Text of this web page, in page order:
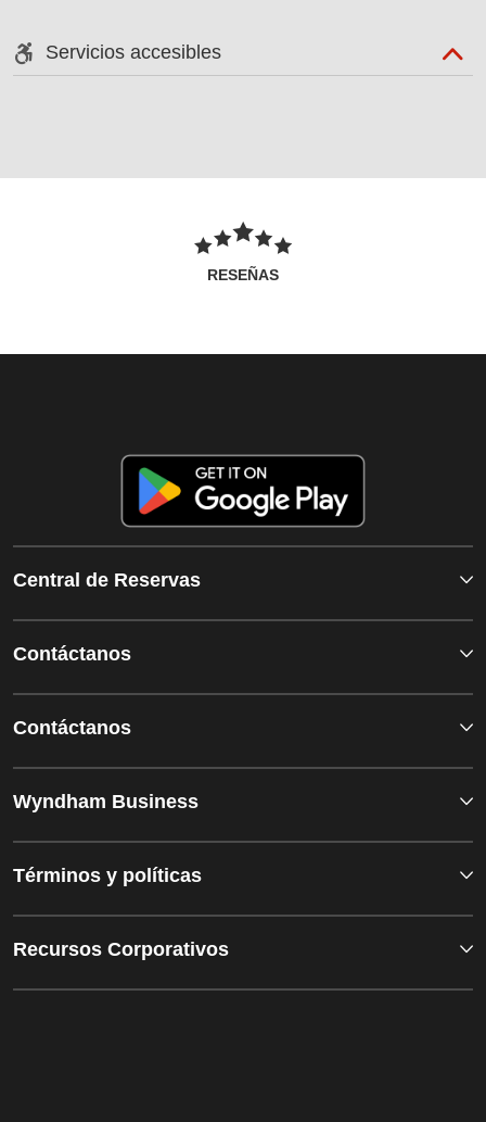
Servicios accesibles
RESEÑAS
Central de Reservas
Contáctanos
Contáctanos
Wyndham Business
Términos y políticas
Recursos Corporativos